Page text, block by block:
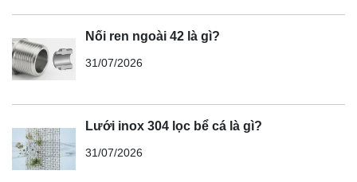
Nối ren ngoài 42 là gì?
31/07/2026
Lưới inox 304 lọc bể cá là gì?
31/07/2026